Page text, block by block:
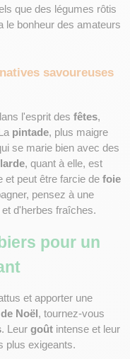
que des légumes rôtis
le bonheur des amateurs
savoureuses
l'esprit des fêtes,
pintade, plus maigre
, quant à elle, est
et peut être farcie de foie
d'herbes fraîches.
pour un
et apporter une
Noël , tournez-vous
. Leur goût intense et leur
plus exigeants.